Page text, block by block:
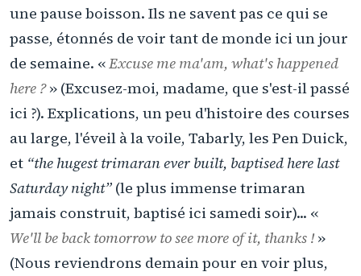
une pause boisson. Ils ne savent pas ce qui se
passe, étonnés de voir tant de monde ici un jour
de semaine. «Excuse me ma'am, what's happened
here ?» (Excusez-moi, madame, que s'est-il passé
ici ?). Explications, un peu d'histoire des courses
au large, l'éveil à la voile, Tabarly, les Pen Duick,
et “the hugest trimaran ever built, baptised here last
Saturday night” (le plus immense trimaran
jamais construit, baptisé ici samedi soir)... «
We'll be back tomorrow to see more of it, thanks ! »
(Nous reviendrons demain pour en voir plus,